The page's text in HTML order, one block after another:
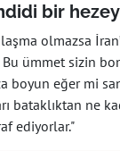
bir
olmazsa
ümmet sizin
boyun eğer mi
bataklıktan ne
ediyorlar."